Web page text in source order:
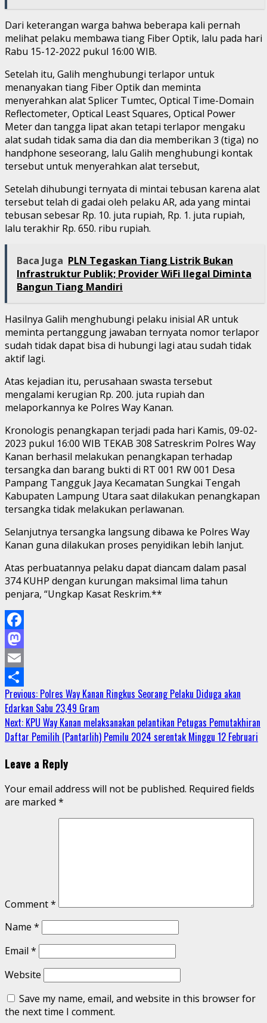
Dari keterangan warga bahwa beberapa kali pernah
melihat pelaku membawa tiang Fiber Optik, lalu pada hari
Rabu 15-12-2022 pukul 16:00 WIB.
Setelah itu, Galih menghubungi terlapor untuk
menanyakan tiang Fiber Optik dan meminta
menyerahkan alat Splicer Tumtec, Optical Time-Domain
Reflectometer, Optical Least Squares, Optical Power
Meter dan tangga lipat akan tetapi terlapor mengaku
alat sudah tidak sama dia dan dia memberikan 3 (tiga) no
handphone seseorang, lalu Galih menghubungi kontak
tersebut untuk menyerahkan alat tersebut,
Setelah dihubungi ternyata di mintai tebusan karena alat
tersebut telah di gadai oleh pelaku AR, ada yang mintai
tebusan sebesar Rp. 10. juta rupiah, Rp. 1. juta rupiah,
lalu terakhir Rp. 650. ribu rupiah.
Baca Juga PLN Tegaskan Tiang Listrik Bukan
Infrastruktur Publik; Provider WiFi Ilegal Diminta
Bangun Tiang Mandiri
Hasilnya Galih menghubungi pelaku inisial AR untuk
meminta pertanggung jawaban ternyata nomor terlapor
sudah tidak dapat bisa di hubungi lagi atau sudah tidak
aktif lagi.
Atas kejadian itu, perusahaan swasta tersebut
mengalami kerugian Rp. 200. juta rupiah dan
melaporkannya ke Polres Way Kanan.
Kronologis penangkapan terjadi pada hari Kamis, 09-02-
2023 pukul 16:00 WIB TEKAB 308 Satreskrim Polres Way
Kanan berhasil melakukan penangkapan terhadap
tersangka dan barang bukti di RT 001 RW 001 Desa
Pampang Tangguk Jaya Kecamatan Sungkai Tengah
Kabupaten Lampung Utara saat dilakukan penangkapan
tersangka tidak melakukan perlawanan.
Selanjutnya tersangka langsung dibawa ke Polres Way
Kanan guna dilakukan proses penyidikan lebih lanjut.
Atas perbuatannya pelaku dapat diancam dalam pasal
374 KUHP dengan kurungan maksimal lima tahun
penjara, “Ungkap Kasat Reskrim.**
Facebook
Mastodon
Email
Share
Continue
Reading
Previous: Polres Way Kanan Ringkus Seorang Pelaku Diduga akan
Edarkan Sabu 23,49 Gram
Next: KPU Way Kanan melaksanakan pelantikan Petugas Pemutakhiran
Daftar Pemilih (Pantarlih) Pemilu 2024 serentak Minggu 12 Februari
Leave a Reply
Your email address will not be published. Required fields
are marked *
Comment*
Name *
Email *
Website
Save my name, email, and website in this browser for
the next time I comment.